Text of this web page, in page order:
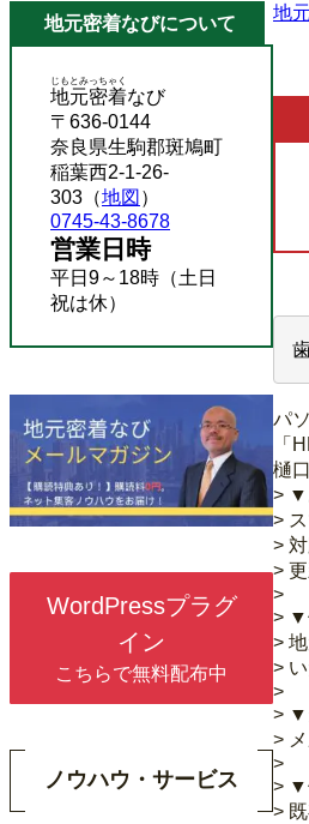
地
パ
「
樋
> ▼
>
>
>
>
> ▼
>
>
>
> ▼
>
>
> ▼
>
地元密着なびについて
地元密着
じもとみっちゃく
なび
〒636-0144
奈良県生駒郡斑鳩町
稲葉西2-1-26-
303（地図 ）
0745-43-8678
営業日時
平日9～18時（土日
祝は休）
WordPressプラグ
イン
こちらで無料配布中
ノウハウ・サービス